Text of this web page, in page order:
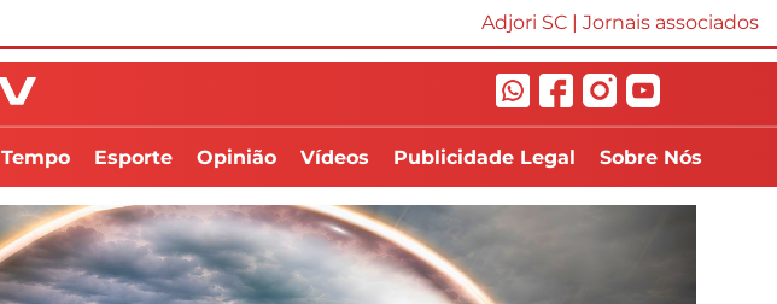
Adjori SC | Jornais associados
Tempo Esporte Opinião Vídeos Publicidade Legal Sobre Nós